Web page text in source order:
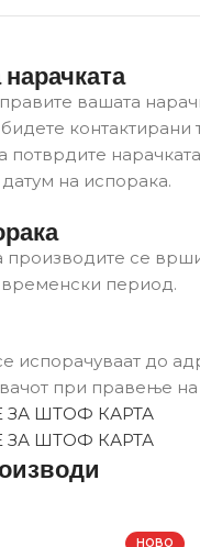
вашата
бидете
потврдите
на испорака.
производите се
период.
испорачуваат до
при правење на
ШТОФ КАРТА
ШТОФ КАРТА
НОВО